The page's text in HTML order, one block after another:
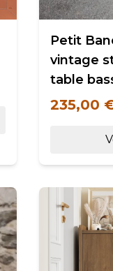
Petit
vintage
table
235,00